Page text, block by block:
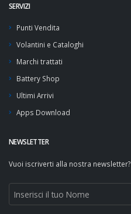
SERVIZI
Punti Vendita
Volantini e Cataloghi
Marchi trattati
Battery Shop
Ultimi Arrivi
Apps Download
NEWSLETTER
Vuoi iscriverti alla nostra newsletter?